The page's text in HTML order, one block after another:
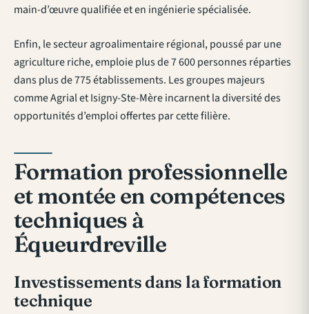
main-d’œuvre qualifiée et en ingénierie spécialisée.
Enfin, le secteur agroalimentaire régional, poussé par une
agriculture riche, emploie plus de 7 600 personnes réparties
dans plus de 775 établissements. Les groupes majeurs
comme Agrial et Isigny-Ste-Mère incarnent la diversité des
opportunités d’emploi offertes par cette filière.
Formation professionnelle
et montée en compétences
techniques à
Équeurdreville
Investissements dans la formation
technique